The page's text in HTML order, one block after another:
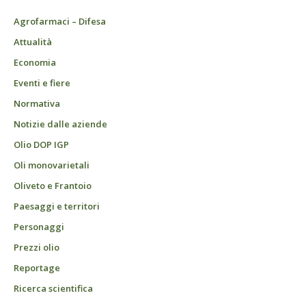
Agrofarmaci – Difesa
Attualità
Economia
Eventi e fiere
Normativa
Notizie dalle aziende
Olio DOP IGP
Oli monovarietali
Oliveto e Frantoio
Paesaggi e territori
Personaggi
Prezzi olio
Reportage
Ricerca scientifica